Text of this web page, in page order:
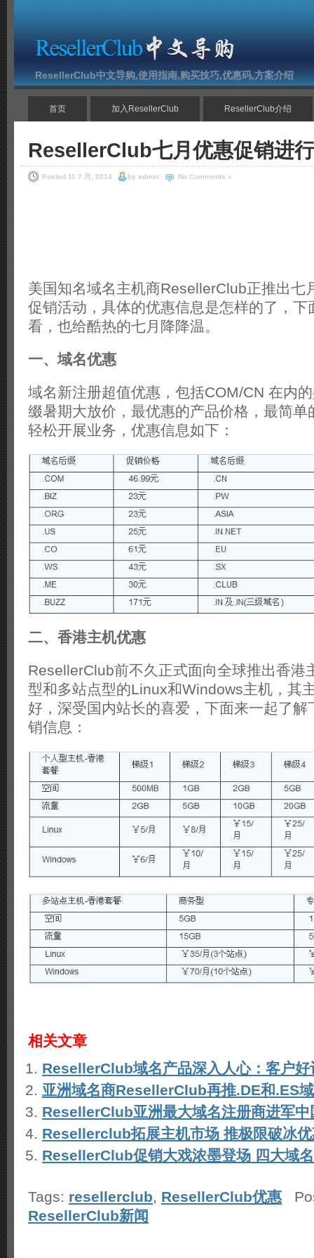
ResellerClub中文导购,使用指南,购买技巧,优惠码,方案介绍
首页 加入ResellerClub ResellerClub介绍
ResellerClub七月优惠促销进
Posted 11 7 月, 2014 by admin No Comments »
美国知名域名主机商ResellerClub正推出七
促销活动，具体的优惠信息是怎样的了，下
看，也给酷热的七月降降温。
一、域名优惠
域名新注册超值优惠，包括COM/CN 在内
缀暑期大放价，最优惠的产品价格，最简单
轻松开展业务，优惠信息如下：
二、香港主机优惠
ResellerClub前不久正式面向全球推出香港
型和多站点型的Linux和Windows主机，其
好，深受国内站长的喜爱，下面来一起了解
销信息：
相关文章
ResellerClub域名产品深入人心：客户好
亚洲域名商ResellerClub再推.DE和.ES
ResellerClub亚洲最大域名注册商进军中
Resellerclub拓展主机市场 推极限破冰
ResellerClub促销大戏浓墨登场 四大域
Tags: resellerclub, ResellerClub优惠
ResellerClub新闻